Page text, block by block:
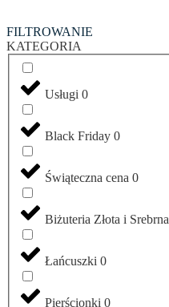
FILTROWANIE
KATEGORIA
Usługi 0
Black Friday 0
Świąteczna cena 0
Biżuteria Złota i Srebrna
Łańcuszki 0
Pierścionki 0